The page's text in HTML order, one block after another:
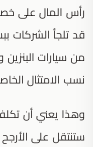
رأس المال على
قد تلجأ الشركات
من سيارات البنزين
نسب الامتثال
وهذا يعني أن
ستنتقل على